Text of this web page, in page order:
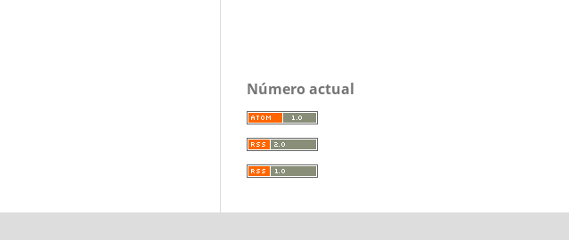
Número actual